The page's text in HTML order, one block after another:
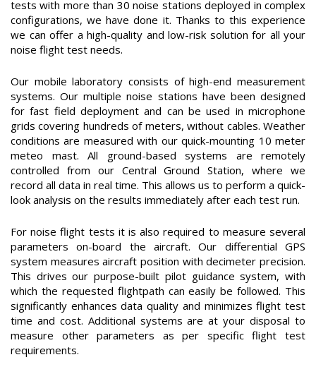
tests with more than 30 noise stations deployed in complex
configurations, we have done it. Thanks to this experience
we can offer a high-quality and low-risk solution for all your
noise flight test needs.
Our mobile laboratory consists of high-end measurement
systems. Our multiple noise stations have been designed
for fast field deployment and can be used in microphone
grids covering hundreds of meters, without cables. Weather
conditions are measured with our quick-mounting 10 meter
meteo mast. All ground-based systems are remotely
controlled from our Central Ground Station, where we
record all data in real time. This allows us to perform a quick-
look analysis on the results immediately after each test run.
For noise flight tests it is also required to measure several
parameters on-board the aircraft. Our differential GPS
system measures aircraft position with decimeter precision.
This drives our purpose-built pilot guidance system, with
which the requested flightpath can easily be followed. This
significantly enhances data quality and minimizes flight test
time and cost. Additional systems are at your disposal to
measure other parameters as per specific flight test
requirements.